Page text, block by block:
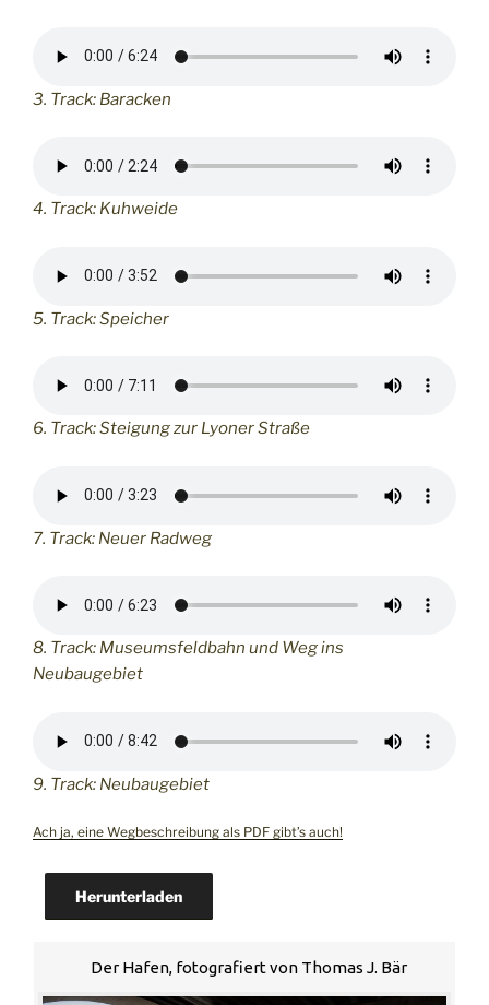
3. Track: Baracken
4. Track: Kuhweide
5. Track: Speicher
6. Track: Steigung zur Lyoner Straße
7. Track: Neuer Radweg
8. Track: Museumsfeldbahn und Weg ins
Neubaugebiet
9. Track: Neubaugebiet
Ach ja, eine Wegbeschreibung als PDF gibt’s auch!
Herunterladen
Der Hafen, fotografiert von Thomas J. Bär